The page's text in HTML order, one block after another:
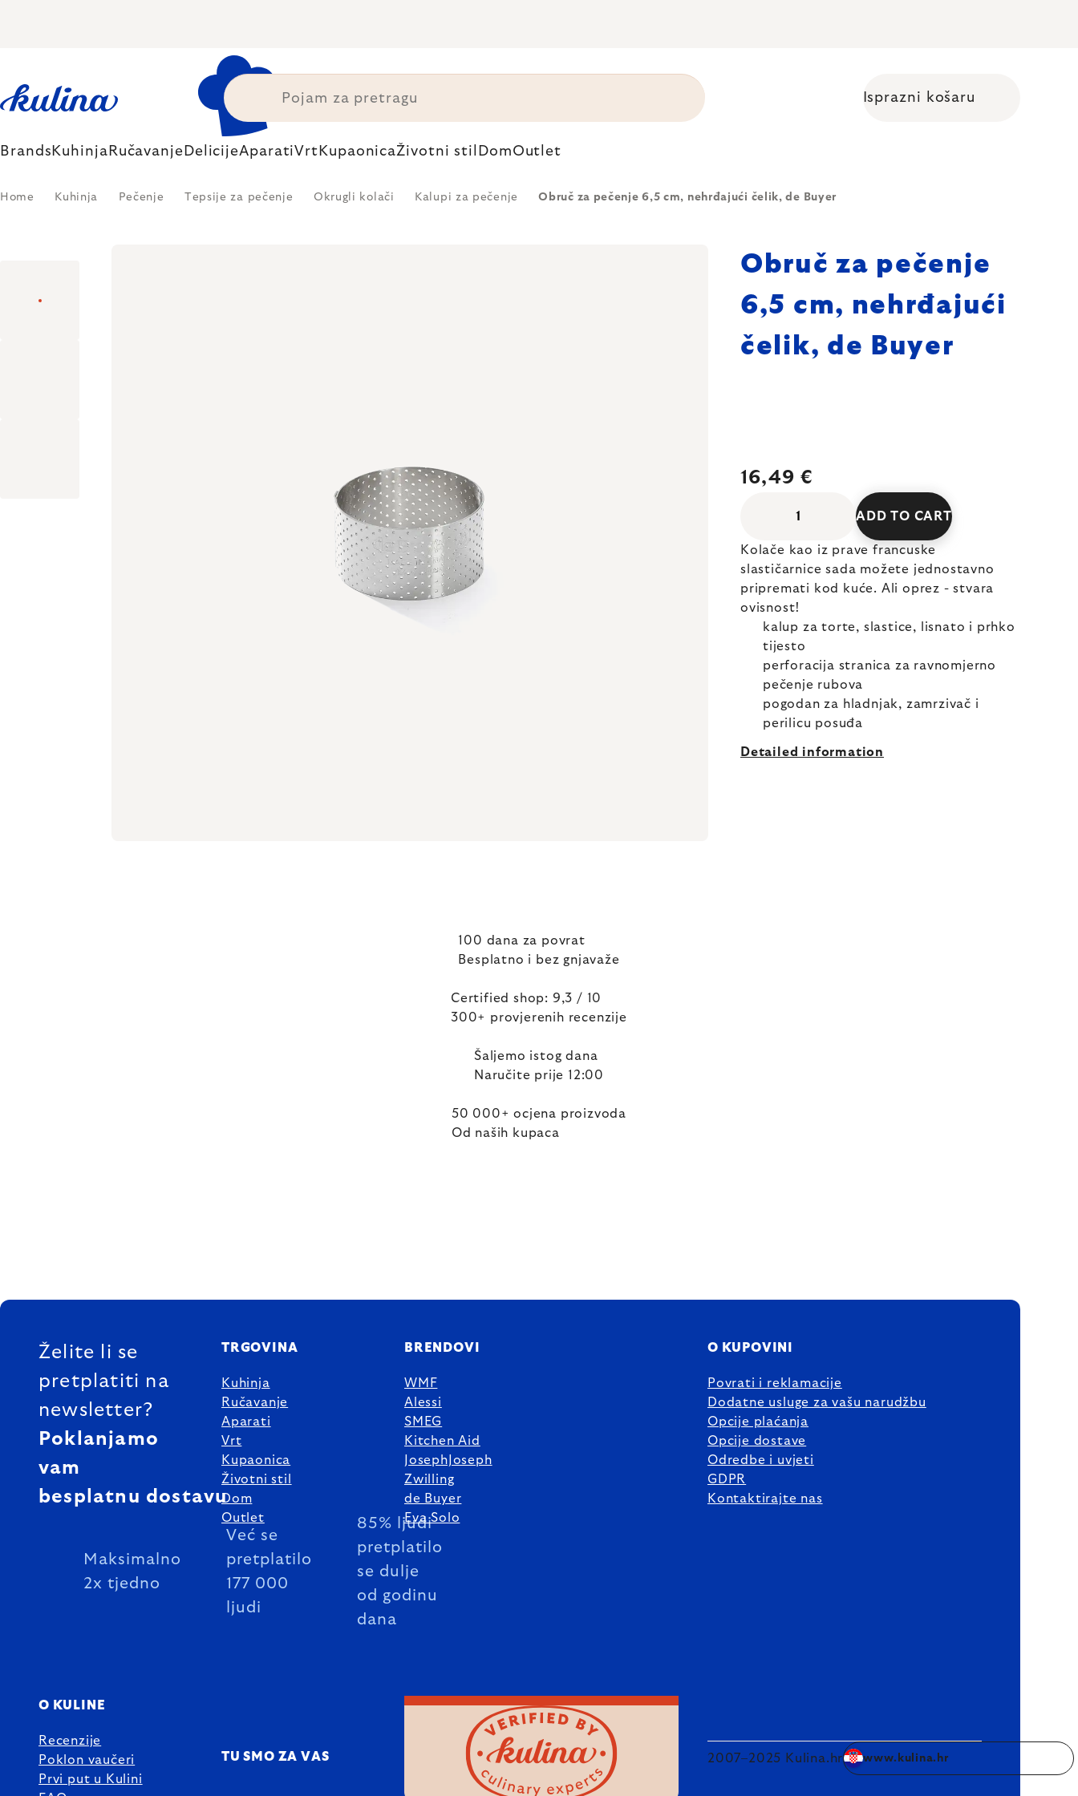
Isprazni košaru
Brands Kuhinja Ručavanje DelicijeAparatiVrt KupaonicaŽivotni stil DomOutlet
Home Kuhinja Pečenje Tepsije za pečenje Okrugli kolači Kalupi za pečenje Obruč za pečenje 6,5 cm, nehrđajući čelik, de Buyer
Obruč za pečenje
6,5 cm, nehrđajući
čelik, de Buyer
16,49 €
ADD TO CART
Kolače kao iz prave francuske
slastičarnice sada možete jednostavno
pripremati kod kuće. Ali oprez - stvara
ovisnost!
kalup za torte, slastice, lisnato i prhko
tijesto
perforacija stranica za ravnomjerno
pečenje rubova
pogodan za hladnjak, zamrzivač i
perilicu posuđa
Detailed information
100 dana za povrat
Besplatno i bez gnjavaže
Certified shop: 9,3 / 10
300+ provjerenih recenzije
Šaljemo istog dana
Naručite prije 12:00
50 000+ ocjena proizvoda
Od naših kupaca
FOOTER
Želite li se
pretplatiti na
newsletter?
Poklanjamo
vam
besplatnu dostavu
Maksimalno
2x tjedno
Već se
pretplatilo
177 000
ljudi
85% ljudi
pretplatilo
se dulje
od godinu
dana
TRGOVINA
Kuhinja
Ručavanje
Aparati
Vrt
Kupaonica
Životni stil
Dom
Outlet
BRENDOVI
WMF
Alessi
SMEG
Kitchen Aid
JosephJoseph
Zwilling
de Buyer
Eva Solo
O KUPOVINI
Povrati i reklamacije
Dodatne usluge za vašu narudžbu
Opcije plaćanja
Opcije dostave
Odredbe i uvjeti
GDPR
Kontaktirajte nas
O KULINE
Recenzije
Poklon vaučeri
Prvi put u Kulini
TU SMO ZA VAS 2007–2025 Kulina.hr www.kulina.hr